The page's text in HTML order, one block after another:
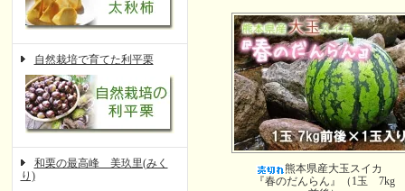
自然栽培で育てた利平栗
和栗の最高峰 美玖里(みく
り)
熊本県産大玉スイカ
『春のだんらん』（1玉 7kg